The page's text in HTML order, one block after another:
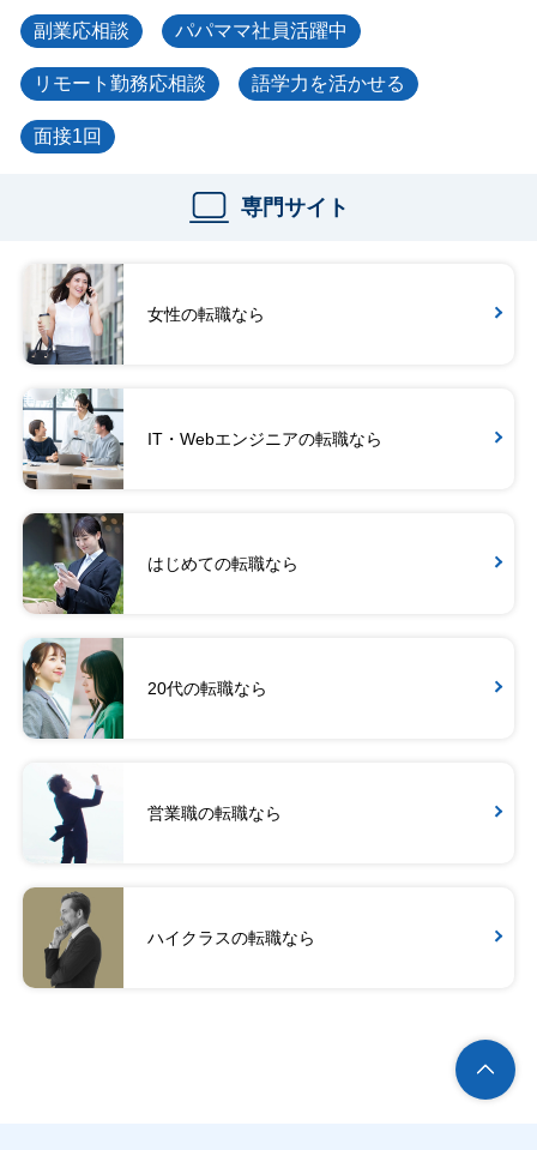
副業応相談 パパママ社員活躍中
リモート勤務応相談 語学力を活かせる
面接1回
専門サイト
女性の転職なら
IT・Webエンジニアの転職なら
はじめての転職なら
20代の転職なら
営業職の転職なら
ハイクラスの転職なら